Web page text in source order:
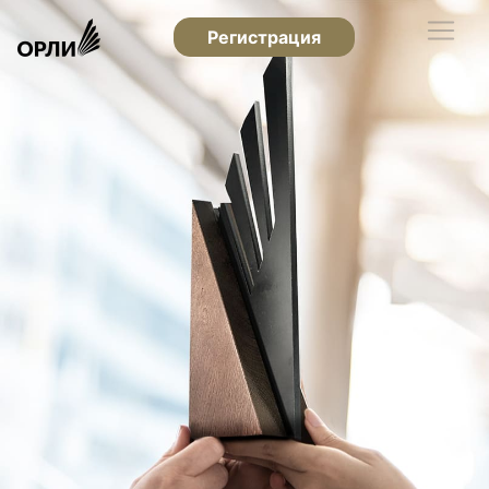
Регистрация